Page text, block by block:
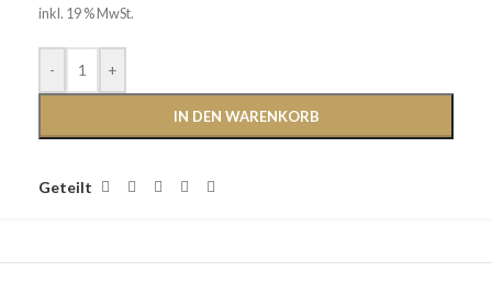
inkl. 19 % MwSt.
- +
IN DEN WARENKORB
Geteilt